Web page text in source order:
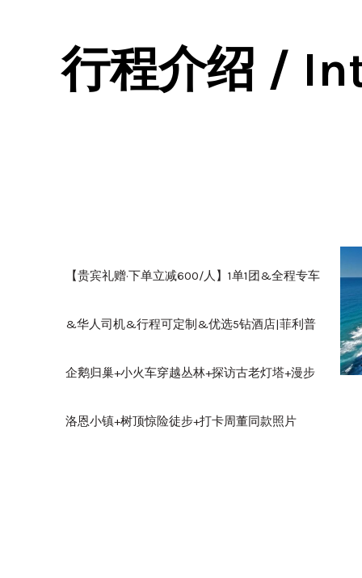
行程介绍 /
【贵宾礼赠·下单立减600/人】1单1团&全程专车
&华人司机&行程可定制&优选5钻酒店|菲利普
企鹅归巢+小火车穿越丛林+探访古老灯塔+漫步
洛恩小镇+树顶惊险徒步+打卡周董同款照片